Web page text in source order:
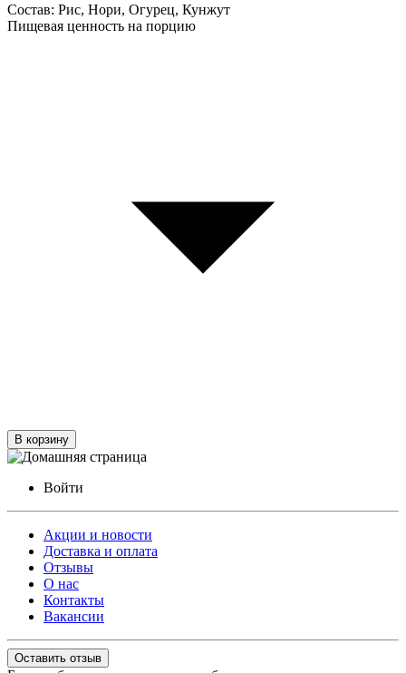
Состав: Рис, Нори, Огурец, Кунжут
Пищевая ценность на порцию
В корзину
Войти
Акции и новости
Доставка и оплата
Отзывы
О нас
Контакты
Вакансии
Оставить отзыв